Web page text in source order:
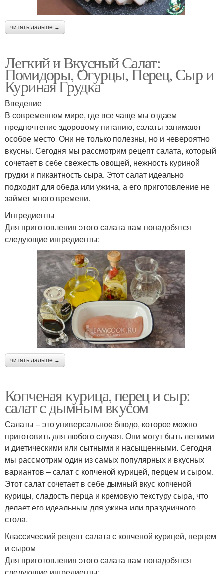
читать дальше →
Легкий и Вкусный Салат:
Помидоры, Огурцы, Перец, Сыр и
Куриная Грудка
Введение
В современном мире, где все чаще мы отдаем
предпочтение здоровому питанию, салаты занимают
особое место. Они не только полезны, но и невероятно
вкусны. Сегодня мы рассмотрим рецепт салата, который
сочетает в себе свежесть овощей, нежность куриной
грудки и пикантность сыра. Этот салат идеально
подходит для обеда или ужина, а его приготовление не
займет много времени.
Ингредиенты
Для приготовления этого салата вам понадобятся
следующие ингредиенты:
читать дальше →
Копченая курица, перец и сыр:
салат с дымным вкусом
Салаты – это универсальное блюдо, которое можно
приготовить для любого случая. Они могут быть легкими
и диетическими или сытными и насыщенными. Сегодня
мы рассмотрим один из самых популярных и вкусных
вариантов – салат с копченой курицей, перцем и сыром.
Этот салат сочетает в себе дымный вкус копченой
курицы, сладость перца и кремовую текстуру сыра, что
делает его идеальным для ужина или праздничного
стола.
Классический рецепт салата с копченой курицей, перцем
и сыром
Для приготовления этого салата вам понадобятся
следующие ингредиенты: